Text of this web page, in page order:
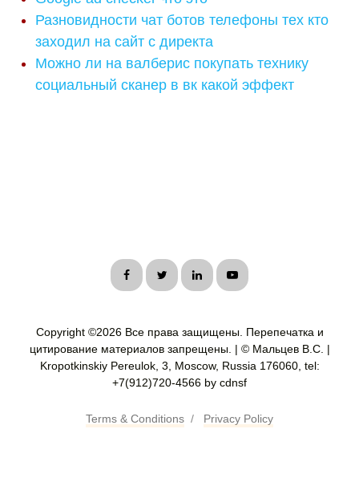
Разновидности чат ботов телефоны тех кто
заходил на сайт с директа
Можно ли на валберис покупать технику
социальный сканер в вк какой эффект
Copyright ©2026 Все права защищены. Перепечатка и
цитирование материалов запрещены. | © Мальцев В.С. |
Kropotkinskiy Pereulok, 3, Moscow, Russia 176060, tel:
+7(912)720-4566 by cdnsf
Terms & Conditions / Privacy Policy